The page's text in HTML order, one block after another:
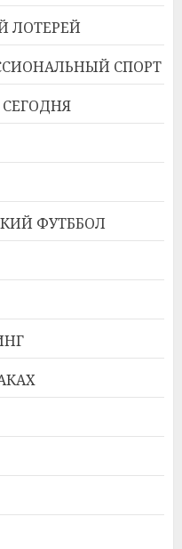
ЛОТЕРЕЙ
СПОРТ
ФУТББОЛ